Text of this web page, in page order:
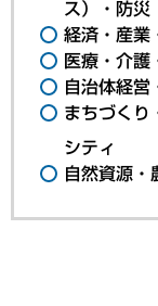
ス）・防災
経済・産業
医療・介護
自治体経営
まちづくり
シティ
自然資源・